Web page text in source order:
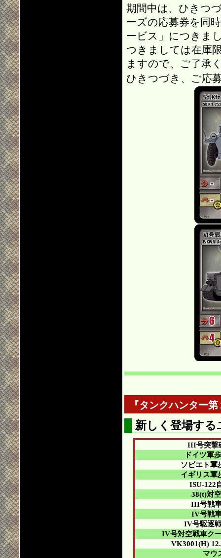
期間中は、ひきつ
ーズの応募券を同
ービス」につきま
つきましては在庫
ますので、ご了承
ひきつづき、ご応
『タンクハンター
新しく登場す
III号突撃
ドイツ軍
ソビエト軍
イギリス軍
ISU-122
38(t)対
III号戦
IV号戦
IV号駆逐
IV号対空戦車ク
VK3001(H)
マウ